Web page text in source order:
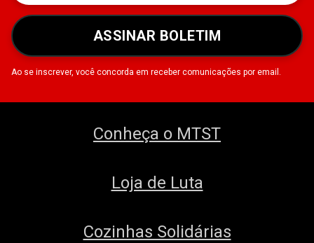
ASSINAR BOLETIM
Ao se inscrever, você concorda em receber comunicações por email.
Conheça o MTST
Loja de Luta
Cozinhas Solidárias